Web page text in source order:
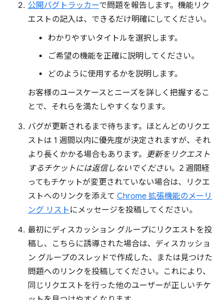
公開バグトラッカーで問題を報告します。機能リク
エストの記入は、できるだけ明確にしてください。
わかりやすいタイトルを選択します。
ご希望の機能を正確に説明してください。
どのように使用するかを説明します。
お客様のユースケースとニーズを詳しく把握するこ
とで、それらを満たしやすくなります。
バグが更新されるまで待ちます。ほとんどのリクエ
ストは 1 週間以内に優先度が決定されますが、それ
より長くかかる場合もあります。 更新をリクエスト
するチケットには返信しないでください。2 週間経
ってもチケットが変更されていない場合は、リクエ
ストへのリンクを添えて Chrome 拡張機能のメーリ
ング リスト にメッセージを投稿してください。
最初にディスカッション グループにリクエストを投
稿し、こちらに誘導された場合は、ディスカッショ
ン グループのスレッドで作成した、または見つけた
問題へのリンクを投稿してください。これにより、
同じリクエストを行った他のユーザーが正しいチケ